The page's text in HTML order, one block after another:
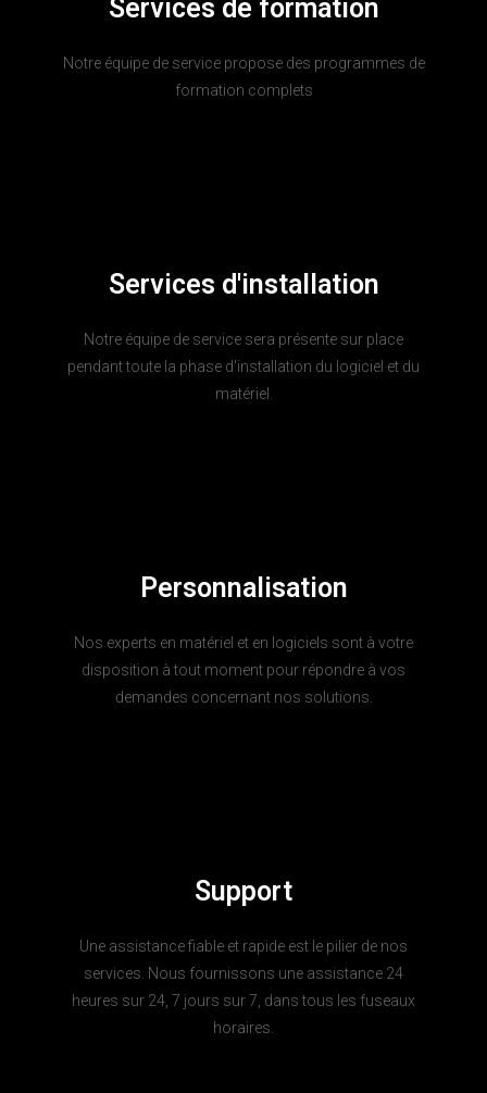
Services de formation
Notre équipe de service propose des programmes de
formation complets
Services d'installation
Notre équipe de service sera présente sur place
pendant toute la phase d'installation du logiciel et du
matériel.
Personnalisation
Nos experts en matériel et en logiciels sont à votre
disposition à tout moment pour répondre à vos
demandes concernant nos solutions.
Support
Une assistance fiable et rapide est le pilier de nos
services. Nous fournissons une assistance 24
heures sur 24, 7 jours sur 7, dans tous les fuseaux
horaires.